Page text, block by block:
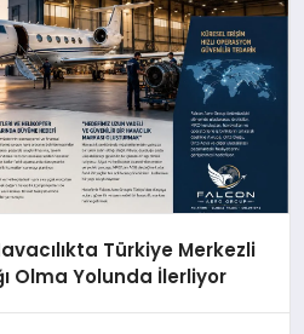
Türkiye Merkezli
Olma Yolunda İlerliyor